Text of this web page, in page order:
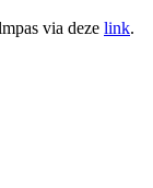
via deze link.